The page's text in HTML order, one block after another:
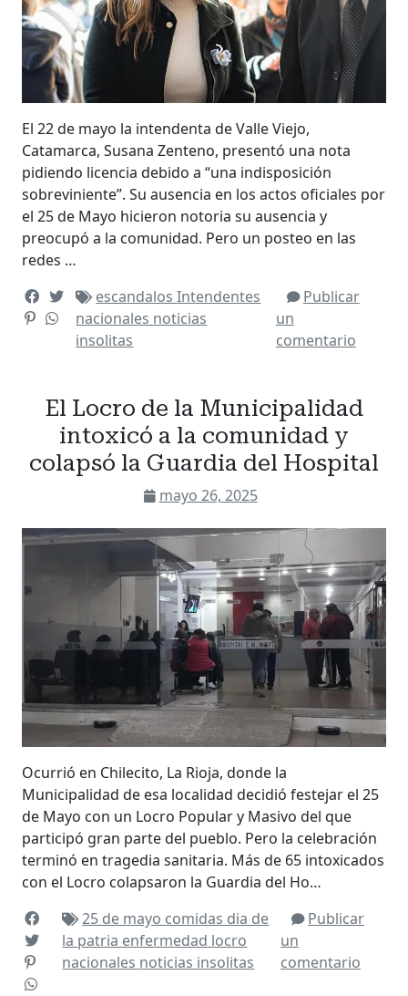
El 22 de mayo la intendenta de Valle Viejo,
Catamarca, Susana Zenteno, presentó una nota
pidiendo licencia debido a “una indisposición
sobreviniente”. Su ausencia en los actos oficiales por
el 25 de Mayo hicieron notoria su ausencia y
preocupó a la comunidad. Pero un posteo en las
redes …
escandalosIntendentes
nacionales noticias
insolitas
Publicar
un
comentario
El Locro de la Municipalidad
intoxicó a la comunidad y
colapsó la Guardia del Hospital
mayo 26, 2025
Ocurrió en Chilecito, La Rioja, donde la
Municipalidad de esa localidad decidió festejar el 25
de Mayo con un Locro Popular y Masivo del que
participó gran parte del pueblo. Pero la celebración
terminó en tragedia sanitaria. Más de 65 intoxicados
con el Locro colapsaron la Guardia del Ho…
25 de mayo comidas dia de
la patria enfermedad locro
nacionales noticias insolitas
Publicar
un
comentario